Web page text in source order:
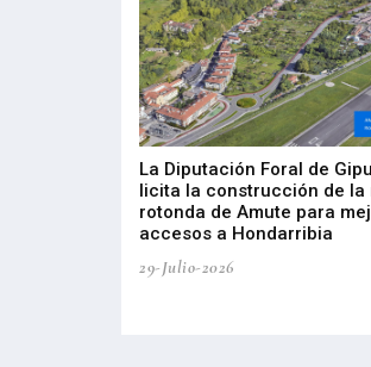
La Diputación Foral de
licita la construcción de la
rotonda de Amute para
accesos a Hondarribia
29-Julio-2026